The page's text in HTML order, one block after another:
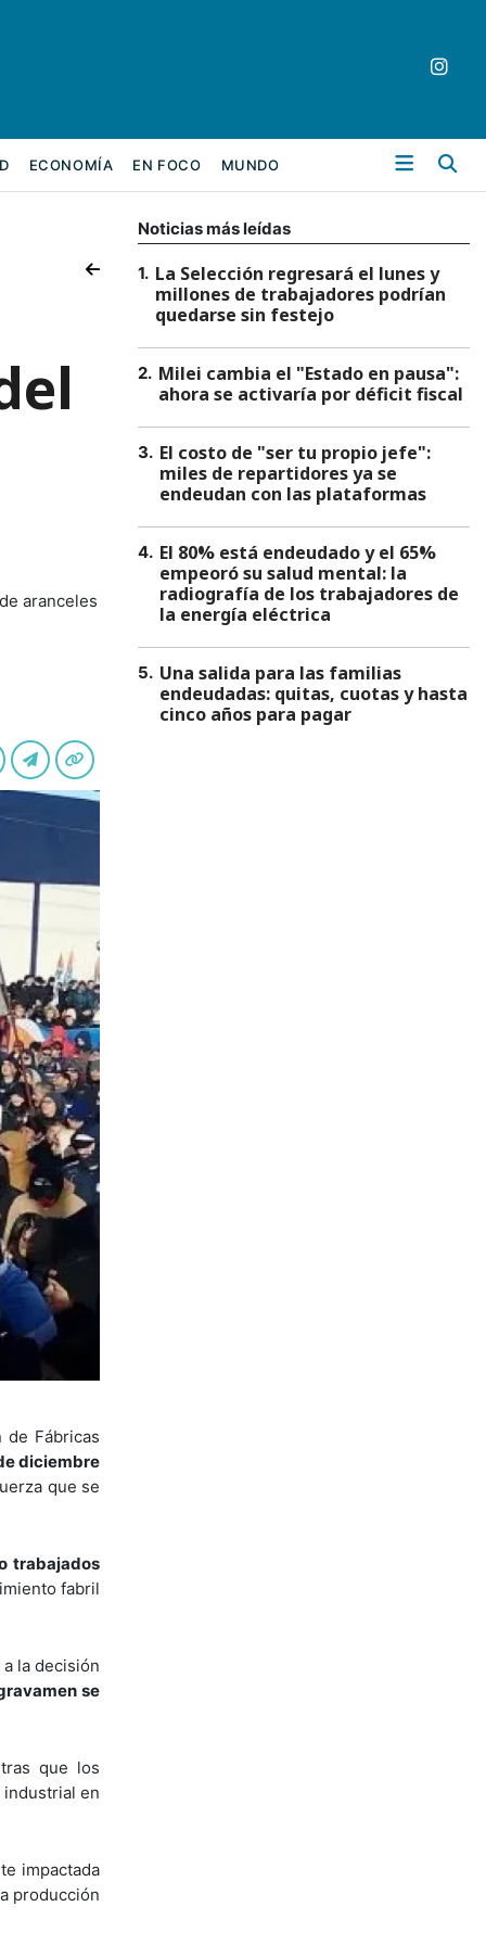
ECONOMÍA EN FOCO MUNDO
aranceles
Fábricas
diciembre
que se
trabajados
fabril
la decisión
se
que los
en
impactada
producción
Noticias más leídas
1. La Selección regresará el lunes y
millones de trabajadores podrían
quedarse sin festejo
2. Milei cambia el "Estado en pausa":
ahora se activaría por déficit fiscal
3. El costo de "ser tu propio jefe":
miles de repartidores ya se
endeudan con las plataformas
4. El 80% está endeudado y el 65%
empeoró su salud mental: la
radiografía de los trabajadores de
la energía eléctrica
5. Una salida para las familias
endeudadas: quitas, cuotas y hasta
cinco años para pagar